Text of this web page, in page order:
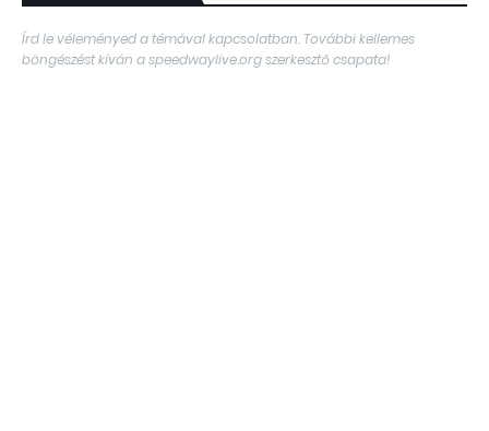
Írd le véleményed a témával kapcsolatban. További kellemes
böngészést kíván a speedwaylive.org szerkesztő csapata!